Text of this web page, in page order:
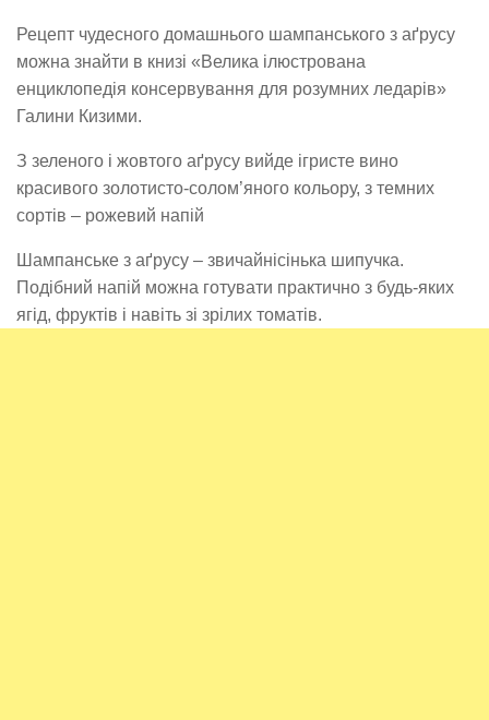
Рецепт чудесного домашнього шампанського з аґрусу
можна знайти в книзі «Велика ілюстрована
енциклопедія консервування для розумних ледарів»
Галини Кизими.
З зеленого і жовтого аґрусу вийде ігристе вино
красивого золотисто-солом’яного кольору, з темних
сортів – рожевий напій
Шампанське з аґрусу – звичайнісінька шипучка.
Подібний напій можна готувати практично з будь-яких
ягід, фруктів і навіть зі зрілих томатів.